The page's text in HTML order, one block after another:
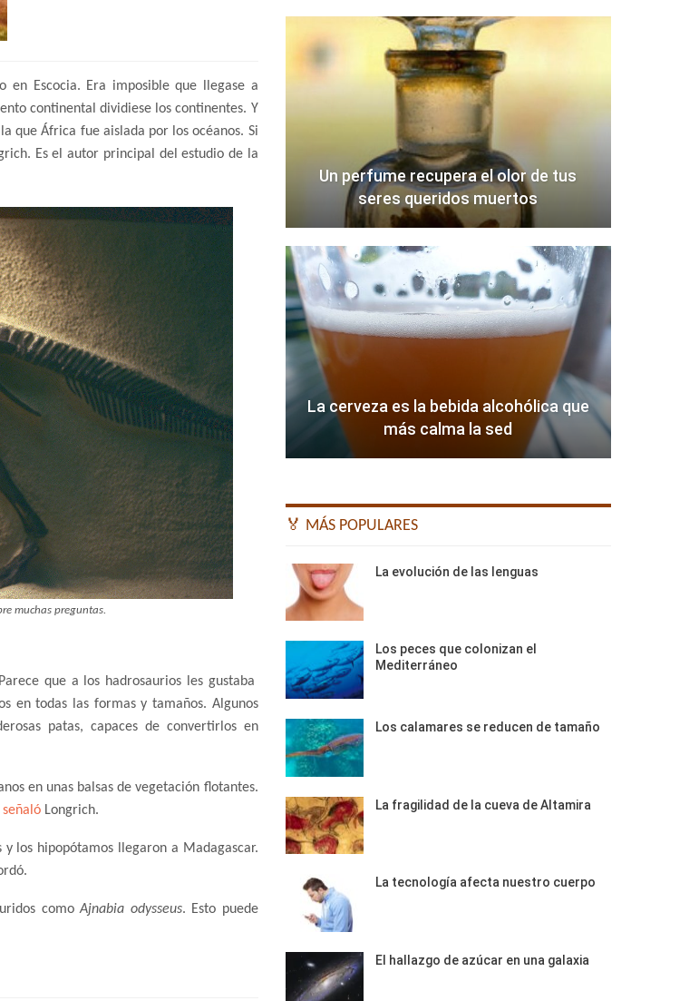
en Escocia. Era imposible que llegase a
continental dividiese los continentes. Y
que África fue aislada por los océanos. Si
Es el autor principal del estudio de la
muchas preguntas.
que a los hadrosaurios les gustaba
en todas las formas y tamaños. Algunos
patas, capaces de convertirlos en
en unas balsas de vegetación flotantes.
señaló Longrich.
los hipopótamos llegaron a Madagascar.
comoAjnabia odysseus. Esto puede
Un perfume recupera el olor de tus
seres queridos muertos
La cerveza es la bebida alcohólica que
más calma la sed
🏅 MÁS POPULARES
La evolución de las lenguas
Los peces que colonizan el
Mediterráneo
Los calamares se reducen de tamaño
La fragilidad de la cueva de Altamira
La tecnología afecta nuestro cuerpo
El hallazgo de azúcar en una galaxia